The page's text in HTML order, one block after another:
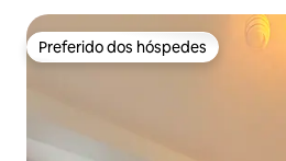
Preferido dos hóspedes
Preferido dos hóspedes